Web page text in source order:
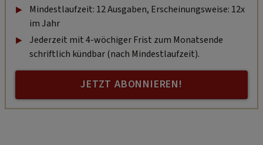
Mindestlaufzeit: 12 Ausgaben, Erscheinungsweise: 12x
im Jahr
Jederzeit mit 4-wöchiger Frist zum Monatsende
schriftlich kündbar (nach Mindestlaufzeit).
JETZT ABONNIEREN!